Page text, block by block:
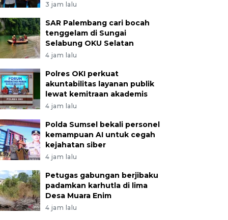
3 jam lalu
SAR Palembang cari bocah
tenggelam di Sungai
Selabung OKU Selatan
4 jam lalu
Polres OKI perkuat
akuntabilitas layanan publik
lewat kemitraan akademis
4 jam lalu
Polda Sumsel bekali personel
kemampuan AI untuk cegah
kejahatan siber
4 jam lalu
Petugas gabungan berjibaku
padamkan karhutla di lima
Desa Muara Enim
4 jam lalu